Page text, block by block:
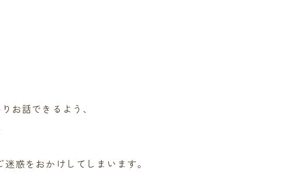
お話できるよう、
惑をおかけしてしまいます。